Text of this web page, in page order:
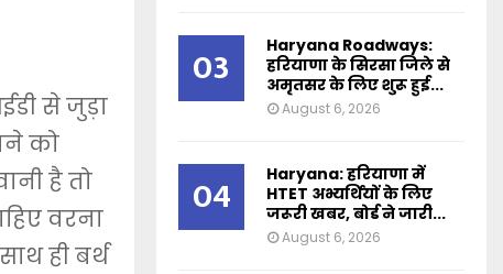
से जुड़ा
को
है तो
वरना
ही बर्थ
03
Haryana Roadways:
हरियाणा के सिरसा जिले से
अमृतसर के लिए शुरू हुई...
August 6, 2026
04
Haryana: हरियाणा में
HTET अभ्यर्थियों के लिए
जरूरी खबर, बोर्ड ने जारी...
August 6, 2026